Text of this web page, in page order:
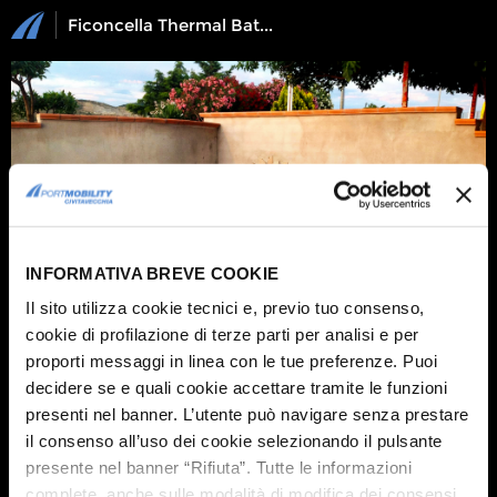
INFORMATIVA BREVE COOKIE
Il sito utilizza cookie tecnici e, previo tuo consenso,
cookie di profilazione di terze parti per analisi e per
proporti messaggi in linea con le tue preferenze. Puoi
decidere se e quali cookie accettare tramite le funzioni
presenti nel banner. L’utente può navigare senza prestare
il consenso all’uso dei cookie selezionando il pulsante
presente nel banner “Rifiuta”. Tutte le informazioni
Ficoncella Thermal Baths: photogallery
1 / 5
Are you looking for a day about relazation and well-being ? La Ficoncella
Thermal Baths is the right place for you! After plunging for a minute into
these miraculous watersyou will never want to leave again!